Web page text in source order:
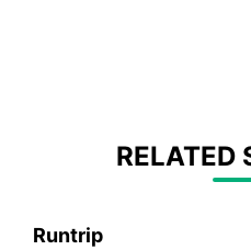
RELATED
Runtrip